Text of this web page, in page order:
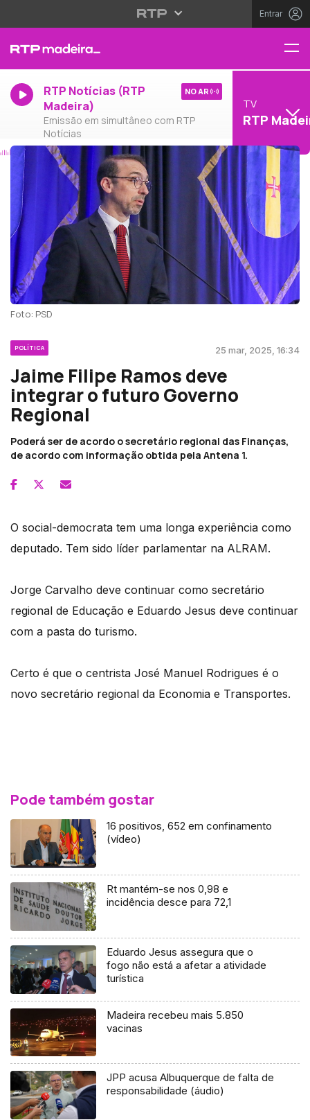
Entrar
RTP Notícias (RTP
Madeira)
Emissão em simultâneo com RTP
Notícias
NO AR
TV
RTP
Foto: PSD
POLÍTICA 25 mar, 2025, 16:34
Jaime Filipe Ramos deve
integrar o futuro Governo
Regional
Poderá ser de acordo o secretário regional das Finanças,
de acordo com informação obtida pela Antena 1.
O social-democrata tem uma longa experiência como
deputado. Tem sido líder parlamentar na ALRAM.
Jorge Carvalho deve continuar como secretário
regional de Educação e Eduardo Jesus deve continuar
com a pasta do turismo.
Certo é que o centrista José Manuel Rodrigues é o
novo secretário regional da Economia e Transportes.
Pode também gostar
16 positivos, 652 em confinamento
(vídeo)
Rt mantém-se nos 0,98 e
incidência desce para 72,1
Eduardo Jesus assegura que o
fogo não está a afetar a atividade
turística
Madeira recebeu mais 5.850
vacinas
JPP acusa Albuquerque de falta de
responsabilidade (áudio)